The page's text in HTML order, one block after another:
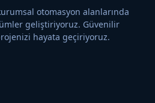
otomasyon alanlarında
geliştiriyoruz. Güvenilir
hayata geçiriyoruz.